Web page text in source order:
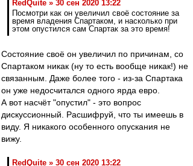
RedQuite » 30 сен 2020 13:22
Посмотри как он увеличил своё состояние за
время владения Спартаком, и насколько при
этом опустился сам Спартак за это время!
Состояние своё он увеличил по причинам, со
Спартаком никак (ну то есть вообще никак!) не
связанным. Даже более того - из-за Спартака
он уже недосчитался одного ярда евро.
А вот насчёт "опустил" - это вопрос
дискуссионный. Расшифруй, что ты имеешь в
виду. Я никакого особенного опускания не
вижу.
RedQuite » 30 сен 2020 13:22